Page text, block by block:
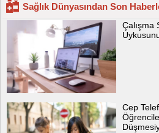
Sağlık Dünyasından Son
Çalışma
Cep